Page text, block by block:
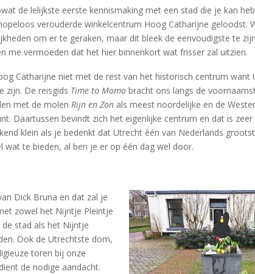
de lelijkste eerste kennismaking met een stad die je kan
verouderde winkelcentrum Hoog Catharijne geloodst.
om er te geraken, maar dit bleek de eenvoudigste te
me vermoeden dat het hier binnenkort wat frisser zal uitzien.
Catharijne niet met de rest van het historisch centrum want
zijn. De reisgids Time to Momo bracht ons langs de
met de molen Rijn en Zon als meest noordelijke en de
Daartussen bevindt zich het eigenlijke centrum en dat is
klein als je bedenkt dat Utrecht één van Nederlands
wat te bieden, al ben je er op één dag wel door.
Dick Bruna en dat zal je
zowel het Nijntje Pleintje
stad als het Nijntje
Ook de Utrechtste dom,
toren bij onze
de nodige aandacht.